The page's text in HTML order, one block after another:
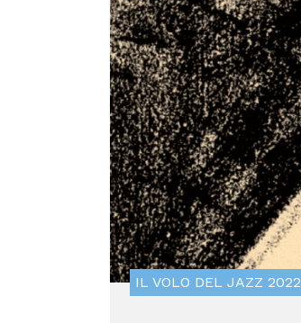
IL VOLO DEL JAZZ 2022